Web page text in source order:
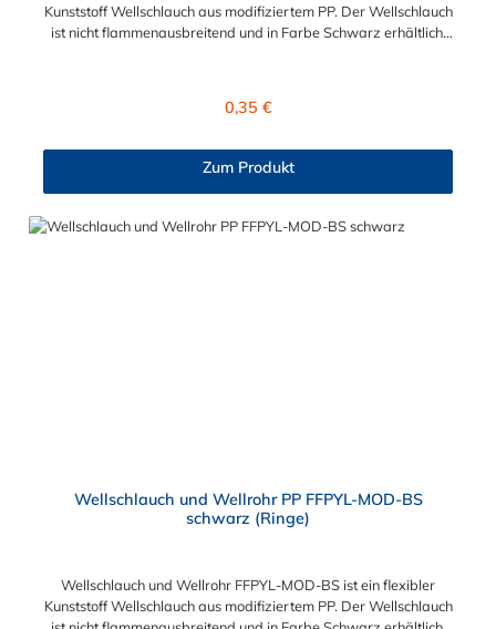
Kunststoff Wellschlauch aus modifiziertem PP. Der Wellschlauch
ist nicht flammenausbreitend und in Farbe Schwarz erhältlich.
Wellschlauches: Dieser Schlauch bietet guten Abriebschutz und
Regulärer Preis:
0,35 €
Zum Produkt
Wellschlauch und Wellrohr PP FFPYL-MOD-BS
schwarz (Ringe)
Wellschlauch und Wellrohr FFPYL-MOD-BS ist ein flexibler
Kunststoff Wellschlauch aus modifiziertem PP. Der Wellschlauch